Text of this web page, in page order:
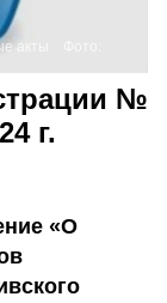
акты
№
г.
«О